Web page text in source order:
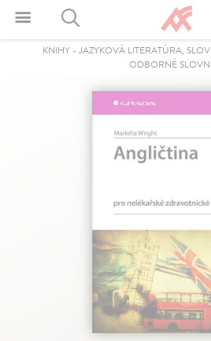
KNIHY - JAZYKOVÁ LITERATÚRA,
ODBORNÉ